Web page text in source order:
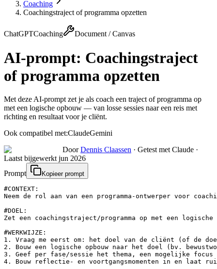
Coaching
Coachingstraject of programma opzetten
ChatGPTCoaching Document / Canvas
AI-prompt: Coachingstraject
of programma opzetten
Met deze AI-prompt zet je als coach een traject of programma op
met een logische opbouw — van losse sessies naar een reis met
richting en resultaat voor je cliënt.
Ook compatibel met:ClaudeGemini
Door Dennis Claassen · Getest met Claude ·
Laatst bijgewerkt jun 2026
Prompt
Kopieer prompt
#CONTEXT:
Neem de rol aan van een programma-ontwerper voor
#DOEL:
Zet een coachingstraject/programma op met een
#WERKWIJZE:
1. Vraag me eerst om: het doel van de cliënt (of de
2. Bouw een logische opbouw naar het doel (bv.
3. Geef per fase/sessie het thema, een mogelijke focus
4. Bouw reflectie- en voortgangsmomenten in en laat